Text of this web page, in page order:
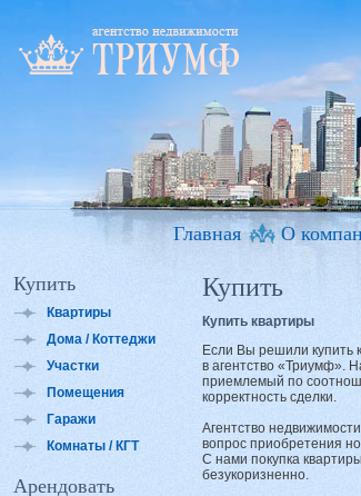
Главная О
Купить
Квартиры
Дома / Коттеджи
Участки
Помещения
Гаражи
Комнаты / КГТ
Арендовать
Купить
Купить квартиры
Если Вы решили купить
в агентство «Триумф».
приемлемый по
корректность сделки.
Агентство
вопрос приобретения
С нами покупка
безукоризненно.